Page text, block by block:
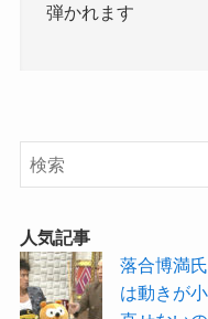
弾かれます
人気記事
落合博満
は動きが